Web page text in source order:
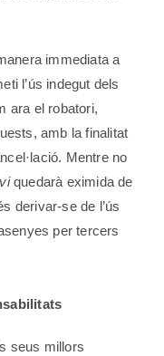
immediata a
l’ús indegut dels
ara el robatori,
amb la finalitat
Mentre no
quedarà eximida de
derivar-se de l’ús
per tercers
seus millors